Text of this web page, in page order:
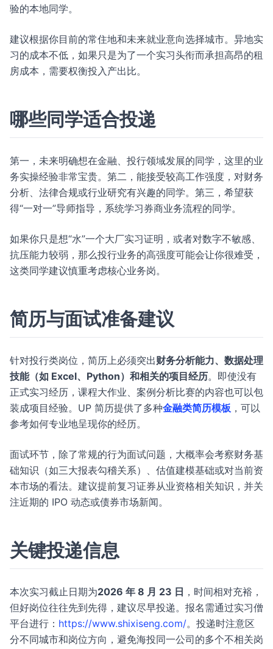
验的本地同学。
建议根据你目前的常住地和未来就业意向选择城市。异地实
习的成本不低，如果只是为了一个实习头衔而承担高昂的租
房成本，需要权衡投入产出比。
哪些同学适合投递
第一，未来明确想在金融、投行领域发展的同学，这里的业
务实操经验非常宝贵。第二，能接受较高工作强度，对财务
分析、法律合规或行业研究有兴趣的同学。第三，希望获
得“一对一”导师指导，系统学习券商业务流程的同学。
如果你只是想“水”一个大厂实习证明，或者对数字不敏感、
抗压能力较弱，那么投行业务的高强度可能会让你很难受，
这类同学建议慎重考虑核心业务岗。
简历与面试准备建议
针对投行类岗位，简历上必须突出财务分析能力、数据处理
技能（如 Excel、Python）和相关的项目经历。即使没有
正式实习经历，课程大作业、案例分析比赛的内容也可以包
装成项目经验。UP 简历提供了多种金融类简历模板 ，可以
参考如何专业地呈现你的经历。
面试环节，除了常规的行为面试问题，大概率会考察财务基
础知识（如三大报表勾稽关系）、估值建模基础或对当前资
本市场的看法。建议提前复习证券从业资格相关知识，并关
注近期的 IPO 动态或债券市场新闻。
关键投递信息
本次实习截止日期为2026 年 8 月 23 日 ，时间相对充裕，
但好岗位往往先到先得，建议尽早投递。报名需通过实习僧
平台进行： https://www.shixiseng.com/。投递时注意区
分不同城市和岗位方向，避免海投同一公司的多个不相关岗